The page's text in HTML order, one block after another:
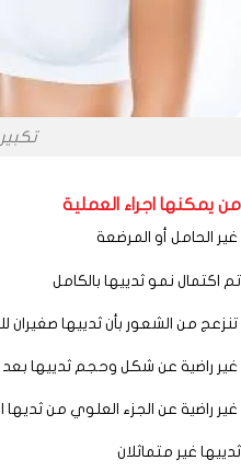
تكبير
اجراء العملية
أو المرضعة
نمو ثدييها بالكامل
من الشعور بأن ثدييها صغيران
راضية عن شكل وحجم ثدييها بعد
عن الجزء العلوي من ثديها
غير متماثلان